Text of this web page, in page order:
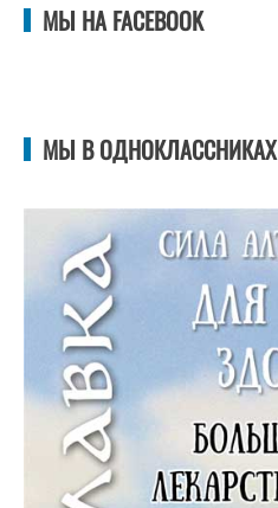
МЫ НА FACEBOOK
МЫ В ОДНОКЛАССНИКАХ